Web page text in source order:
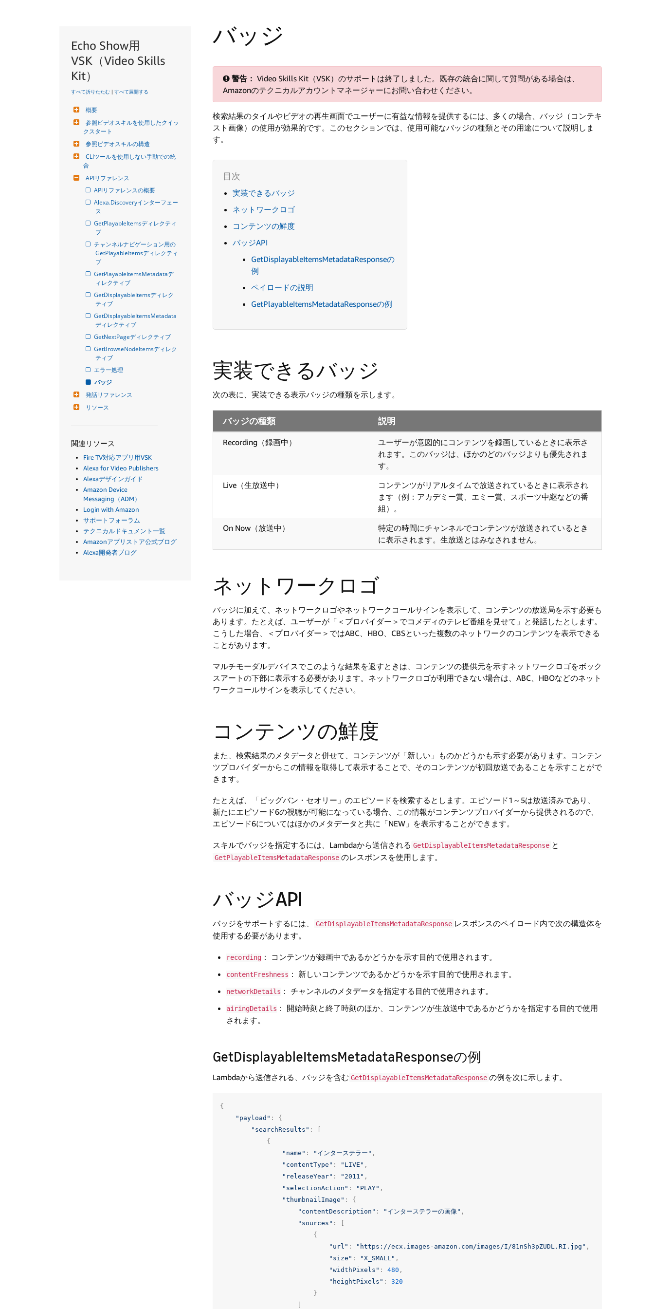
Echo Show用
VSK（Video Skills
Kit）
すべて折りたたむ | すべて展開する
概要
参照ビデオスキルを使用したクイッ
クスタート
参照ビデオスキルの構造
CLIツールを使用しない手動での統
合
APIリファレンス
APIリファレンスの概要
Alexa.Discoveryインターフェー
ス
GetPlayableItemsディレクティ
ブ
チャンネルナビゲーション用の
GetPlayableItemsディレクティ
ブ
GetPlayableItemsMetadataデ
ィレクティブ
GetDisplayableItemsディレク
ティブ
GetDisplayableItemsMetadata
ディレクティブ
GetNextPageディレクティブ
GetBrowseNodeItemsディレク
ティブ
エラー処理
バッジ
発話リファレンス
リソース
関連リソース
Fire TV対応アプリ用VSK
Alexa for Video Publishers
Alexaデザインガイド
Amazon Device
Messaging（ADM）
Login with Amazon
サポートフォーラム
テクニカルドキュメント一覧
Amazonアプリストア公式ブログ
Alexa開発者ブログ
バッジ
警告： Video Skills Kit（VSK）のサポートは終了しました。既存の統合に関して質問がある場合は、
Amazonのテクニカルアカウントマネージャーにお問い合わせください。
検索結果のタイルやビデオの再生画面でユーザーに有益な情報を提供するには、多くの場合、バッジ（コンテキ
スト画像）の使用が効果的です。このセクションでは、使用可能なバッジの種類とその用途について説明しま
す。
実装できるバッジ
ネットワークロゴ
コンテンツの鮮度
バッジAPI
GetDisplayableItemsMetadataResponseの
例
ペイロードの説明
GetPlayableItemsMetadataResponseの例
実装できるバッジ
次の表に、実装できる表示バッジの種類を示します。
バッジの種類 説明
Recording（録画中）
ユーザーが意図的にコンテンツを録画しているときに表示さ
れます。このバッジは、ほかのどのバッジよりも優先されま
す。
Live（生放送中）
コンテンツがリアルタイムで放送されているときに表示され
ます（例：アカデミー賞、エミー賞、スポーツ中継などの番
組）。
On Now（放送中）
特定の時間にチャンネルでコンテンツが放送されているとき
に表示されます。生放送とはみなされません。
ネットワークロゴ
バッジに加えて、ネットワークロゴやネットワークコールサインを表示して、コンテンツの放送局を示す必要も
あります。たとえば、ユーザーが「＜プロバイダー＞でコメディのテレビ番組を見せて」と発話したとします。
こうした場合、＜プロバイダー＞ではABC、HBO、CBSといった複数のネットワークのコンテンツを表示できる
ことがあります。
マルチモーダルデバイスでこのような結果を返すときは、コンテンツの提供元を示すネットワークロゴをボック
スアートの下部に表示する必要があります。ネットワークロゴが利用できない場合は、ABC、HBOなどのネット
ワークコールサインを表示してください。
コンテンツの鮮度
また、検索結果のメタデータと併せて、コンテンツが「新しい」ものかどうかも示す必要があります。コンテン
ツプロバイダーからこの情報を取得して表示することで、そのコンテンツが初回放送であることを示すことがで
きます。
たとえば、「ビッグバン・セオリー」のエピソードを検索するとします。エピソード1～5は放送済みであり、
新たにエピソード6の視聴が可能になっている場合、この情報がコンテンツプロバイダーから提供されるので、
エピソード6についてはほかのメタデータと共に「NEW」を表示することができます。
スキルでバッジを指定するには、Lambdaから送信される GetDisplayableItemsMetadataResponse と
GetPlayableItemsMetadataResponse のレスポンスを使用します。
バッジAPI
バッジをサポートするには、 GetDisplayableItemsMetadataResponse レスポンスのペイロード内で次の構造体を
使用する必要があります。
recording ： コンテンツが録画中であるかどうかを示す目的で使用されます。
contentFreshness ： 新しいコンテンツであるかどうかを示す目的で使用されます。
networkDetails ： チャンネルのメタデータを指定する目的で使用されます。
airingDetails ： 開始時刻と終了時刻のほか、コンテンツが生放送中であるかどうかを指定する目的で使用
されます。
GetDisplayableItemsMetadataResponseの例
Lambdaから送信される、バッジを含む GetDisplayableItemsMetadataResponse の例を次に示します。
{
"payload" :
{
"searchResults" :
{
"name" : "インターステラー" ,
"contentType" : "LIVE" ,
"releaseYear" : "2011" ,
"selectionAction" : "PLAY" ,
"thumbnailImage" :
{
"contentDescription" : "インターステラーの画像" ,
"sources" :
{
"url" : "https://ecx.images-amazon.com/images/I/81nSh3pZUDL.RI.jpg" ,
"size" : "X_SMALL" ,
"widthPixels" : 480 ,
"heightPixels" :
320
}